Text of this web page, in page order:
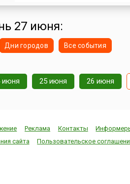
Крымской набережной
торжественное открытие
27 июня:
Дни городов Все события
июня 25 июня 26 июня
Реклама Контакты
сайта
Пользовательское